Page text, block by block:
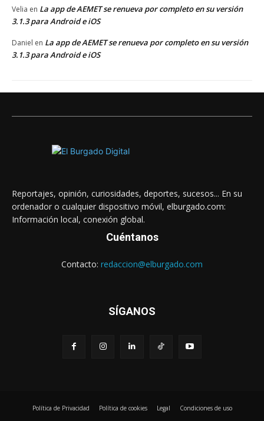
Velia en La app de AEMET se renueva por completo en su versión
3.1.3 para Android e iOS
Daniel en La app de AEMET se renueva por completo en su versión
3.1.3 para Android e iOS
Reportajes, opinión, curiosidades, deportes, sucesos... En su
ordenador o cualquier dispositivo móvil, elburgado.com:
Información local, conexión global.
Cuéntanos
Contacto: redaccion@elburgado.com
SÍGANOS
Política de Privacidad Política de cookies Legal Condiciones de uso